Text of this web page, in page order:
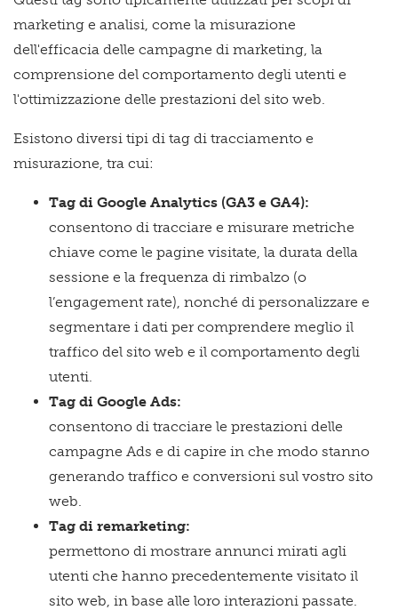
marketing e analisi, come la misurazione
dell'efficacia delle campagne di marketing, la
comprensione del comportamento degli utenti e
l'ottimizzazione delle prestazioni del sito web.
Esistono diversi tipi di tag di tracciamento e
misurazione, tra cui:
Tag di Google Analytics (GA3 e GA4):
consentono di tracciare e misurare metriche
chiave come le pagine visitate, la durata della
sessione e la frequenza di rimbalzo (o
l’engagement rate), nonché di personalizzare e
segmentare i dati per comprendere meglio il
traffico del sito web e il comportamento degli
utenti.
Tag di Google Ads:
consentono di tracciare le prestazioni delle
campagne Ads e di capire in che modo stanno
generando traffico e conversioni sul vostro sito
web.
Tag di remarketing:
permettono di mostrare annunci mirati agli
utenti che hanno precedentemente visitato il
sito web, in base alle loro interazioni passate.